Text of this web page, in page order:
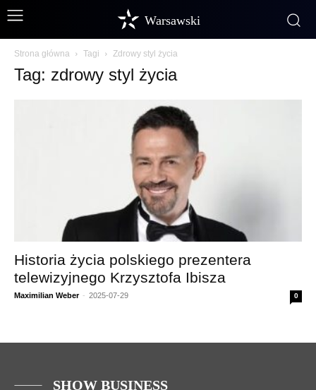
Warsawski
Strona główna Tagi Zdrowy styl życia
Tag: zdrowy styl życia
Historia życia polskiego prezentera
telewizyjnego Krzysztofa Ibisza
Maximilian Weber - 2025-07-29 0
SHOW BUSINESS